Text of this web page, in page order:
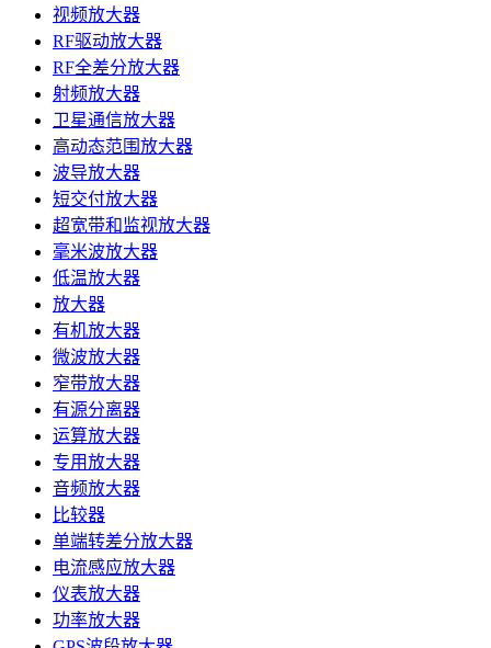
视频放大器
RF驱动放大器
RF全差分放大器
射频放大器
卫星通信放大器
高动态范围放大器
波导放大器
短交付放大器
超宽带和监视放大器
毫米波放大器
低温放大器
放大器
有机放大器
微波放大器
窄带放大器
有源分离器
运算放大器
专用放大器
音频放大器
比较器
单端转差分放大器
电流感应放大器
仪表放大器
功率放大器